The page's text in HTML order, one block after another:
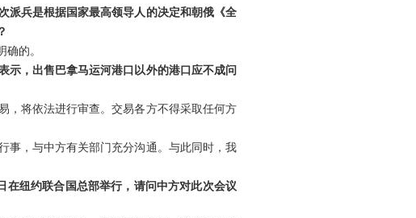
派兵是根据国家最高领导人的决定和朝俄《全
的。
示，出售巴拿马运河港口以外的港口应不成问
，将依法进行审查。交易各方不得采取任何方
事，与中方有关部门充分沟通。与此同时，我
在纽约联合国总部举行，请问中方对此次会议